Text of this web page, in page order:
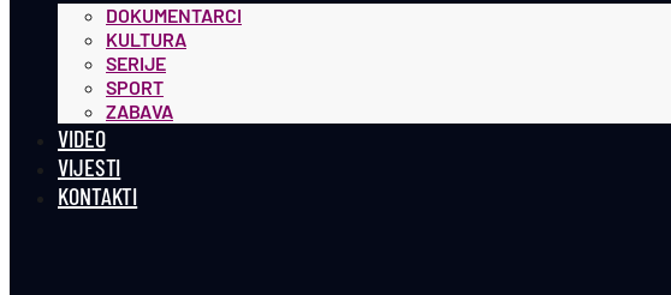
DOKUMENTARCI
KULTURA
SERIJE
SPORT
ZABAVA
VIDEO
VIJESTI
KONTAKTI